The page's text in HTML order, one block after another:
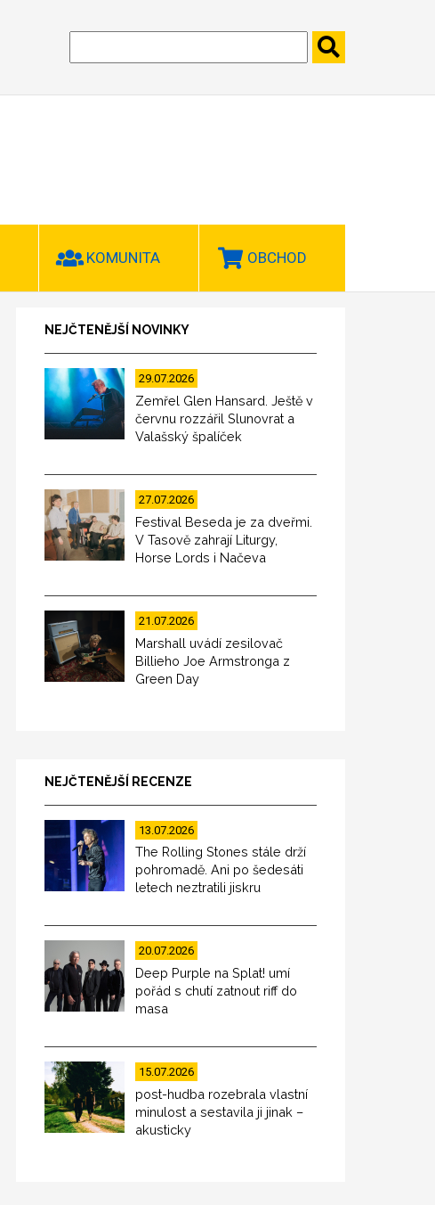
KOMUNITA OBCHOD
NEJČTENĚJŠÍ NOVINKY
29.07.2026
Zemřel Glen Hansard. Ještě v
červnu rozzářil Slunovrat a
Valašský špalíček
27.07.2026
Festival Beseda je za dveřmi.
V Tasově zahrají Liturgy,
Horse Lords i Načeva
21.07.2026
Marshall uvádí zesilovač
Billieho Joe Armstronga z
Green Day
NEJČTENĚJŠÍ RECENZE
13.07.2026
The Rolling Stones stále drží
pohromadě. Ani po šedesáti
letech neztratili jiskru
20.07.2026
Deep Purple na Splat! umí
pořád s chutí zatnout riff do
masa
15.07.2026
post-hudba rozebrala vlastní
minulost a sestavila ji jinak –
akusticky